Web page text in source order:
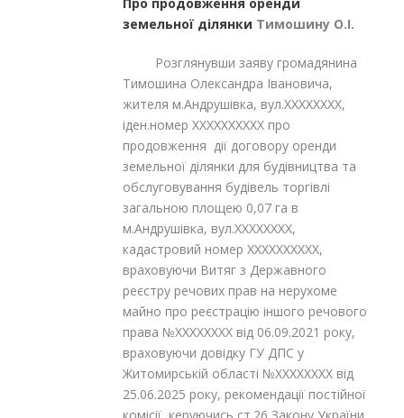
земельної ділянки Тимошину О.І.
Розглянувши заяву громадянина
Тимошина Олександра Івановича,
жителя м.Андрушівка, вул.XXXXXXXX,
іден.номер XXXXXXXXXX про
продовження дії договору оренди
земельної ділянки для будівництва та
обслуговування будівель торгівлі
загальною площею 0,07 га в
м.Андрушівка, вул.XXXXXXXX,
кадастровий номер XXXXXXXXXX,
враховуючи Витяг з Державного
реєстру речових прав на нерухоме
майно про реєстрацію іншого речового
права №XXXXXXXX від 06.09.2021 року,
враховуючи довідку ГУ ДПС у
Житомирській області №XXXXXXXX від
25.06.2025 року, рекомендації постійної
комісії, керуючись ст.26 Закону України